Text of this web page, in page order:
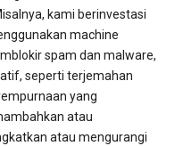
kami berinvestasi
machine
spam dan malware,
seperti terjemahan
yang
atau
atau mengurangi